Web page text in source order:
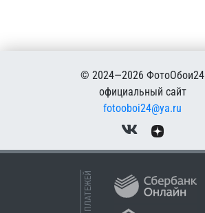
© 2024—2026 ФотоОбои24
официальный сайт
fotooboi24@ya.ru